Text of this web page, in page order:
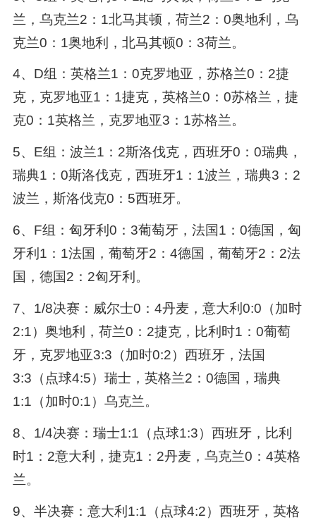
兰，乌克兰2：1北马其顿，荷兰2：0奥地利，乌
克兰0：1奥地利，北马其顿0：3荷兰。
4、D组：英格兰1：0克罗地亚，苏格兰0：2捷
克，克罗地亚1：1捷克，英格兰0：0苏格兰，捷
克0：1英格兰，克罗地亚3：1苏格兰。
5、E组：波兰1：2斯洛伐克，西班牙0：0瑞典，
瑞典1：0斯洛伐克，西班牙1：1波兰，瑞典3：2
波兰，斯洛伐克0：5西班牙。
6、F组：匈牙利0：3葡萄牙，法国1：0德国，匈
牙利1：1法国，葡萄牙2：4德国，葡萄牙2：2法
国，德国2：2匈牙利。
7、1/8决赛：威尔士0：4丹麦，意大利0:0（加时
2:1）奥地利，荷兰0：2捷克，比利时1：0葡萄
牙，克罗地亚3:3（加时0:2）西班牙，法国
3:3（点球4:5）瑞士，英格兰2：0德国，瑞典
1:1（加时0:1）乌克兰。
8、1/4决赛：瑞士1:1（点球1:3）西班牙，比利
时1：2意大利，捷克1：2丹麦，乌克兰0：4英格
兰。
9、半决赛：意大利1:1（点球4:2）西班牙，英格